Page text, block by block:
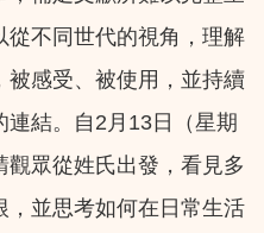
不同世代的視角，理解
感受、被使用，並持續
結。自2月13日（星期
眾從姓氏出發，看見多
，並思考如何在日常生活